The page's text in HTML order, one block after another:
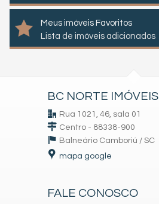
Meus imóveis Favoritos
Lista de imóveis adicionados
BC NORTE IMÓVEIS
Rua 1021, 46, sala 01
Centro - 88338-900
Balneário Camboriú / SC
mapa google
FALE CONOSCO